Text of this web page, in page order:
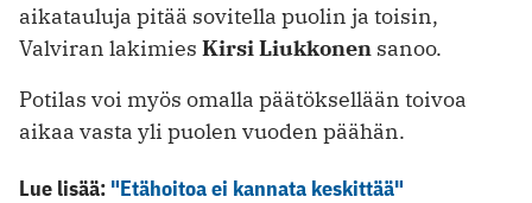
aikatauluja pitää sovitella puolin ja toisin,
Valviran lakimies Kirsi Liukkonen sanoo.
Potilas voi myös omalla päätöksellään toivoa
aikaa vasta yli puolen vuoden päähän.
Lue lisää: "Etähoitoa ei kannata keskittää"